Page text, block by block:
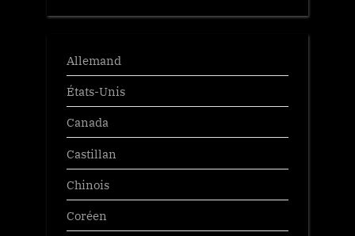
Allemand
États-Unis
Canada
Castillan
Chinois
Coréen